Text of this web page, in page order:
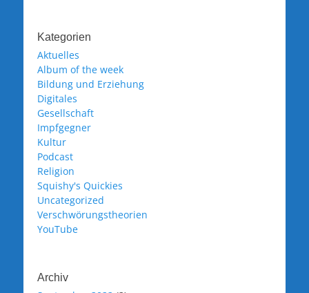
Kategorien
Aktuelles
Album of the week
Bildung und Erziehung
Digitales
Gesellschaft
Impfgegner
Kultur
Podcast
Religion
Squishy's Quickies
Uncategorized
Verschwörungstheorien
YouTube
Archiv